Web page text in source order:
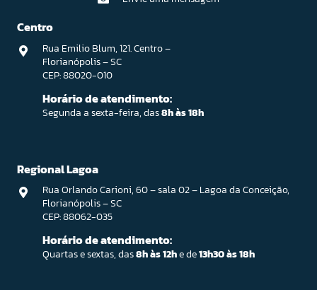
Centro
Rua Emilio Blum, 121. Centro –
Florianópolis – SC
CEP: 88020-010
Horário de atendimento:
Segunda a sexta-feira, das8h às 18h
Regional Lagoa
Rua Orlando Carioni, 60 – sala 02 – Lagoa da Conceição,
Florianópolis – SC
CEP: 88062-035
Horário de atendimento:
Quartas e sextas, das8h às 12he de13h30 às 18h